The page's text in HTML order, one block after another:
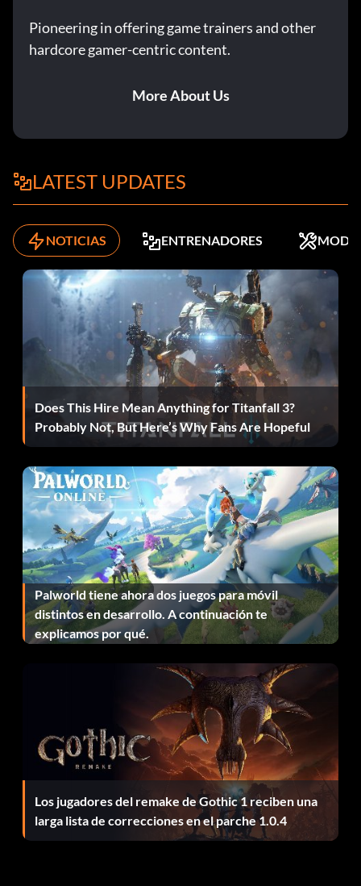
Pioneering in offering game trainers and other
hardcore gamer-centric content.
More About Us
LATEST UPDATES
NOTICIAS ENTRENADORES MODS
Does This Hire Mean Anything for Titanfall 3?
Probably Not, But Here’s Why Fans Are Hopeful
Palworld tiene ahora dos juegos para móvil
distintos en desarrollo. A continuación te
explicamos por qué.
Los jugadores del remake de Gothic 1 reciben una
larga lista de correcciones en el parche 1.0.4